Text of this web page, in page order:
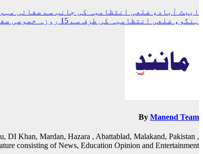
پوسٹوں
کی
ایبٹ آباد، ضلعی انتظامیہ کی جانب سے صفائی
ہنگو، ضلعی انتظامیہ کی طرف سے 15 روزہ خصوصی صفائی مہم کا افتتاح
By Manend Team
DI Khan, Mardan, Hazara , Abattablad, Malakand, Pakistan ,
consisting of News, Education Opinion and Entertainment